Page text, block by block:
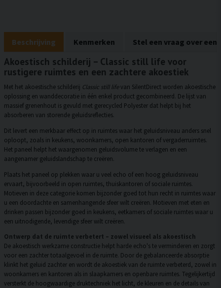
Beschrijving Kenmerken Stel een vraag over een
Akoestisch schilderij – Classic still life voor
rustigere ruimtes en een zachtere akoestiek
Met het akoestische schilderij Classic still lifevan SilentDirect worden akoestische
oplossing en wanddecoratie in één enkel product gecombineerd. De lijst van
massief grenenhout is gevuld met gerecycled Polyester dat helpt bij het
absorberen van storende geluidsreflecties.
Dit levert een merkbaar effect op in ruimtes waar het geluidsniveau anders snel
oploopt, zoals in keukens, woonkamers, open kantoren of vergaderruimtes.
Het paneel helpt het waargenomen geluidsvolume te verlagen en een
aangenamer geluidslandschap te creëren.
Plaats het paneel op plekken waar u veel echo of een hoog geluidsniveau
ervaart, bijvoorbeeld in open ruimtes, thuiskantoren of sociale ruimtes.
Motieven in deze categorie komen bijzonder goed tot hun recht in ruimtes waar
u een doordachte en samenhangende sfeer wilt creëren. Motieven met eten en
drinken passen bijzonder goed in keukens, eetkamers of sociale ruimtes waar u
een uitnodigende, levendige sfeer wilt creëren.
Ontwerp dat de ruimte verbetert – zowel visueel als akoestisch
De akoestisch werkzame constructie helpt harde echo's te verminderen en zorgt
voor een zachter totaalgevoel in de ruimte. Door de gebalanceerde absorptie
klinkt het geluid zachter en wordt de akoestiek van de ruimte verbeterd, zowel in
woonkamers en kantoren als in slaapkamers en openbare ruimtes. Tegelijkertijd
versterkt de hoogwaardige druktechniek het licht, de kleuren en de details van